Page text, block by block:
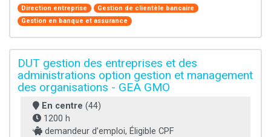
Direction entreprise
Gestion de clientèle bancaire
Gestion en banque et assurance
DUT gestion des entreprises et des
administrations option gestion et management
des organisations - GEA GMO
En centre (44)
1200 h
demandeur d’emploi, Éligible CPF